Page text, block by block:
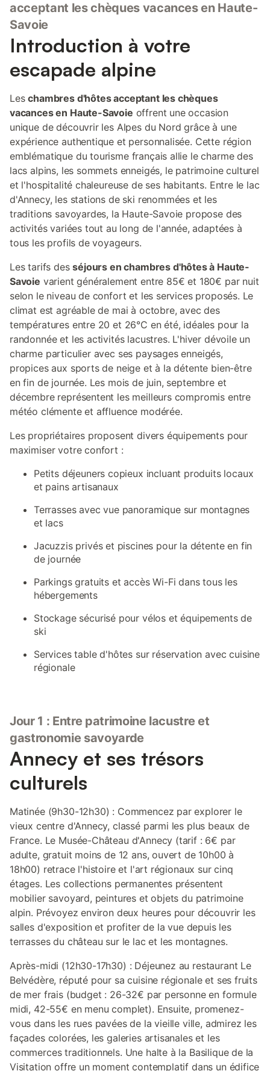
acceptant les chèques vacances en Haute-
Savoie
Introduction à votre
escapade alpine
Leschambres d'hôtes acceptant les chèques
vacances en Haute-Savoie offrent une occasion
unique de découvrir les Alpes du Nord grâce à une
expérience authentique et personnalisée. Cette région
emblématique du tourisme français allie le charme des
lacs alpins, les sommets enneigés, le patrimoine culturel
et l'hospitalité chaleureuse de ses habitants. Entre le lac
d'Annecy, les stations de ski renommées et les
traditions savoyardes, la Haute-Savoie propose des
activités variées tout au long de l'année, adaptées à
tous les profils de voyageurs.
Les tarifs desséjours en chambres d'hôtes à Haute-
Savoie varient généralement entre 85€ et 180€ par nuit
selon le niveau de confort et les services proposés. Le
climat est agréable de mai à octobre, avec des
températures entre 20 et 26°C en été, idéales pour la
randonnée et les activités lacustres. L'hiver dévoile un
charme particulier avec ses paysages enneigés,
propices aux sports de neige et à la détente bien-être
en fin de journée. Les mois de juin, septembre et
décembre représentent les meilleurs compromis entre
météo clémente et affluence modérée.
Les propriétaires proposent divers équipements pour
maximiser votre confort :
Petits déjeuners copieux incluant produits locaux
et pains artisanaux
Terrasses avec vue panoramique sur montagnes
et lacs
Jacuzzis privés et piscines pour la détente en fin
de journée
Parkings gratuits et accès Wi-Fi dans tous les
hébergements
Stockage sécurisé pour vélos et équipements de
ski
Services table d'hôtes sur réservation avec cuisine
régionale
Jour 1 : Entre patrimoine lacustre et
gastronomie savoyarde
Annecy et ses trésors
culturels
Matinée (9h30-12h30) : Commencez par explorer le
vieux centre d'Annecy, classé parmi les plus beaux de
France. Le Musée-Château d'Annecy (tarif : 6€ par
adulte, gratuit moins de 12 ans, ouvert de 10h00 à
18h00) retrace l'histoire et l'art régionaux sur cinq
étages. Les collections permanentes présentent
mobilier savoyard, peintures et objets du patrimoine
alpin. Prévoyez environ deux heures pour découvrir les
salles d'exposition et profiter de la vue depuis les
terrasses du château sur le lac et les montagnes.
Après-midi (12h30-17h30) : Déjeunez au restaurant Le
Belvédère, réputé pour sa cuisine régionale et ses fruits
de mer frais (budget : 26-32€ par personne en formule
midi, 42-55€ en menu complet). Ensuite, promenez-
vous dans les rues pavées de la vieille ville, admirez les
façades colorées, les galeries artisanales et les
commerces traditionnels. Une halte à la Basilique de la
Visitation offre un moment contemplatif dans un édifice